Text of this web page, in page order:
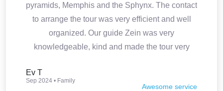
pyramids, Memphis and the Sphynx. The contact
to arrange the tour was very efficient and well
organized. Our guide Zein was very
knowledgeable, kind and made the tour very
Ev T
Sep 2024 • Family
Awesome service